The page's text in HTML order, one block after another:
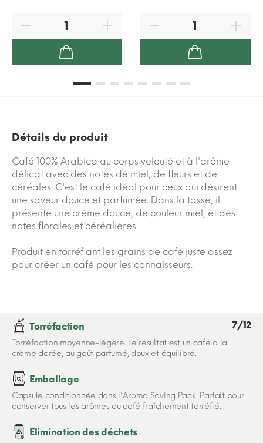
Détails du produit
Café 100% Arabica au corps velouté et à l'arôme
délicat avec des notes de miel, de fleurs et de
céréales. C'est le café idéal pour ceux qui désirent
une saveur douce et parfumée. Dans la tasse, il
présente une crème douce, de couleur miel, et des
notes florales et céréalières.
Produit en torréfiant les grains de café juste assez
pour créer un café pour les connaisseurs.
Torréfaction 7/12
Torréfaction moyenne-légère. Le résultat est un café à la
crème dorée, au goût parfumé, doux et équilibré.
Emballage
Capsule conditionnée dans l'Aroma Saving Pack. Parfait pour
conserver tous les arômes du café fraîchement torréfié.
Elimination des déchets